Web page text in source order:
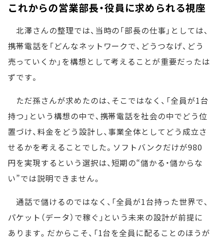
これからの営業部長・役員に求められる視座
北澤さんの整理では、当時の「部長の仕事」としては、
携帯電話を「どんなネットワークで、どうつなげ、どう
売っていくか」を構想として考えることが重要だったは
ずです。
ただ孫さんが求めたのは、そこではなく、「全員が1台
持つ」という構想の中で、携帯電話を社会の中でどう位
置づけ、料金をどう設計し、事業全体としてどう成立さ
せるかを考えることでした。ソフトバンクだけが980
円を実現するという選択は、短期の“儲かる・儲からな
い”では説明できません。
通話で儲けるのではなく、「全員が1台持った世界で、
パケット（データ）で稼ぐ」という未来の設計が前提に
あります。だからこそ、「1台を全員に配ることのほうが